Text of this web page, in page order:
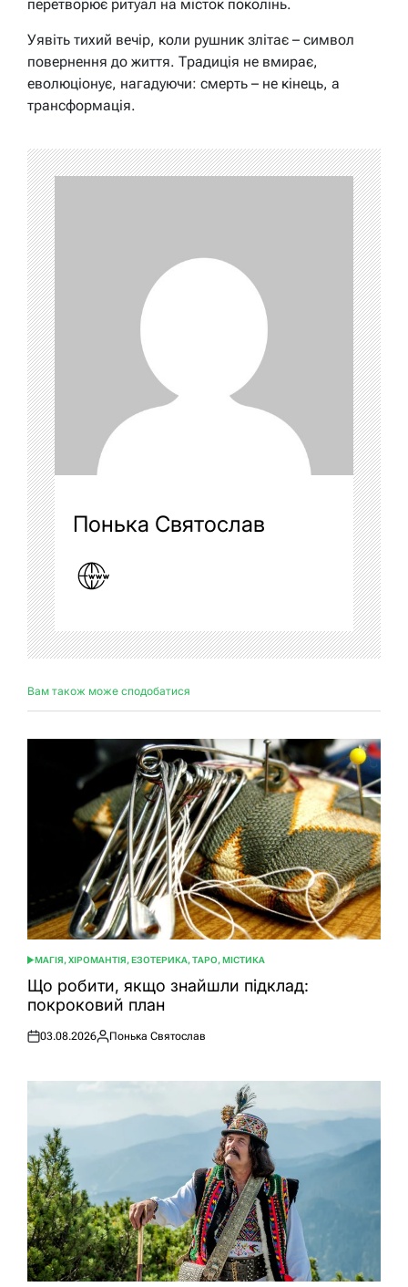
перетворює ритуал на місток поколінь.
Уявіть тихий вечір, коли рушник злітає – символ
повернення до життя. Традиція не вмирає,
еволюціонує, нагадуючи: смерть – не кінець, а
трансформація.
Понька Святослав
Вам також може сподобатися
ОПУБЛІКУВАТИ
У
МАГІЯ, ХІРОМАНТІЯ, ЕЗОТЕРИКА, ТАРО, МІСТИКА
Що робити, якщо знайшли підклад:
покроковий план
Оприлюднено
03.08.2026
Опубліковано
Понька Святослав